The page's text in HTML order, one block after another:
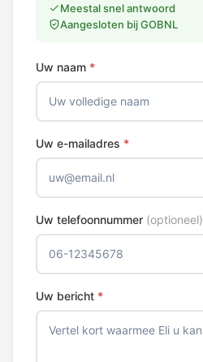
Meestal snel antwoord
Aangesloten bij GOBNL
Uw naam *
Uw e-mailadres *
Uw telefoonnummer (optioneel)
Uw bericht *